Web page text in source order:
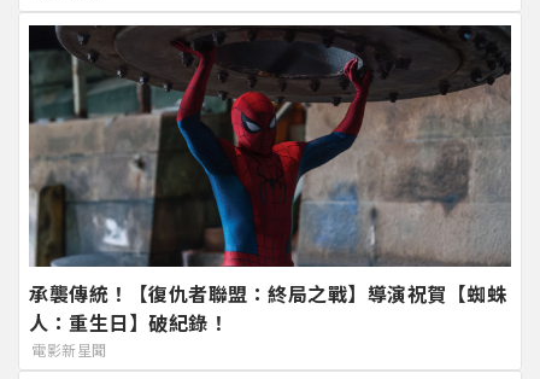
承襲傳統！【復仇者聯盟：終局之戰】導演祝賀【蜘蛛
人：重生日】破紀錄！
電影新星聞